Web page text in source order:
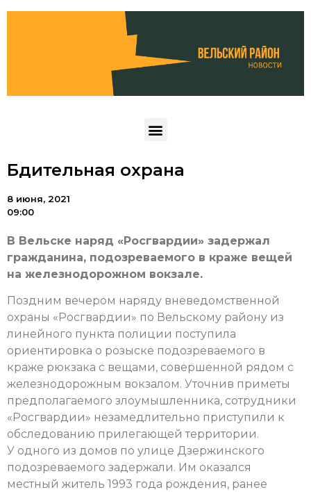
Бдительная охрана
8 июня, 2021
09:00
В Вельске наряд «Росгвардии» задержал
гражданина, подозреваемого в краже вещей
на железнодорожном вокзале.
Поздним вечером наряду вневедомственной
охраны «Росгвардии» по Вельскому району из
линейного пункта полиции поступила
ориентировка о розыске подозреваемого в
краже рюкзака с вещами, совершенной рядом с
железнодорожным вокзалом. Уточнив приметы
предполагаемого злоумышленника, сотрудники
«Росгвардии» незамедлительно приступили к
обследованию прилегающей территории.
У одного из домов по улице Дзержинского
подозреваемого задержали. Им оказался
местный житель 1993 года рождения, ранее